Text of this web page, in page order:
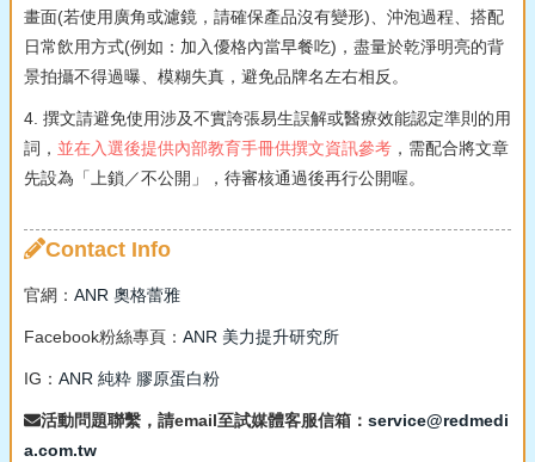
畫面(若使用廣角或濾鏡，請確保產品沒有變形)、沖泡過程、搭配
日常飲用方式(例如：加入優格內當早餐吃)，盡量於乾淨明亮的背
景拍攝不得過曝、模糊失真，避免品牌名左右相反。
4. 撰文請避免使用涉及不實誇張易生誤解或醫療效能認定準則的用
詞， 並在入選後提供內部教育手冊供撰文資訊參考 ，需配合將文章
先設為「上鎖／不公開」，待審核通過後再行公開喔。
Contact Info
官網： ANR 奧格蕾雅
Facebook粉絲專頁： ANR 美力提升研究所
IG： ANR 純粋 膠原蛋白粉
活動問題聯繫，請email至試媒體客服信箱： service@redmedi
a.com.tw